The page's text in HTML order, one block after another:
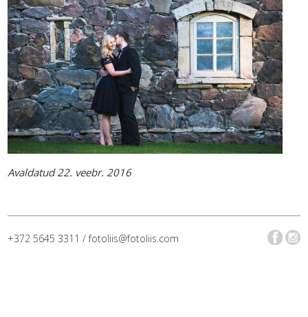
Avaldatud 22. veebr. 2016
+372 5645 3311 / fotoliis@fotoliis.com